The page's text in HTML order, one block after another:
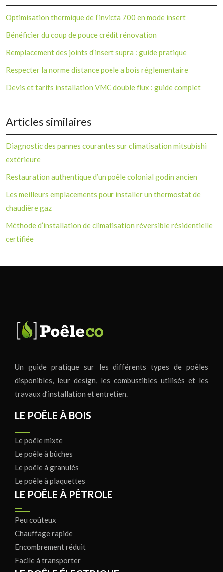
Optimisation thermique de l’invicta 700 en mode insert
Bénéficier du coup de pouce crédit rénovation
Remplacement des joints d’insert supra : guide pratique
Respecter la norme distance poele a bois réglementaire
Devis et tarifs installation VMC double flux : guide complet
Articles similaires
Diagnostic des pannes courantes sur climatisation mitsubishi
extérieure
Restauration authentique d’un poêle colonial godin ancien
Les meilleurs emplacements pour installer un thermostat de
chaudière gaz
Méthode d’installation de climatisation réversible résidentielle
certifiée
Un guide pratique sur les différents types de poêles
disponibles, leur design, les combustibles utilisés et les
travaux d’installation et entretien.
LE POÊLE À BOIS
Le poêle mixte
Le poêle à bûches
Le poêle à granulés
Le poêle à plaquettes
LE POÊLE À PÉTROLE
Peu coûteux
Chauffage rapide
Encombrement réduit
Facile à transporter